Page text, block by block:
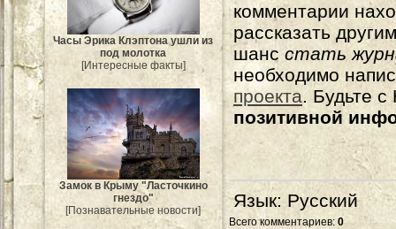
Часы Эрика Клэптона ушли из
под молотка
[Интересные факты]
Замок в Крыму "Ласточкино
гнездо"
[Познавательные новости]
комментарии
рассказать
шансстать
необходимо
проекта. Будьте
позитивной
Язык: Русский
Всего комментариев: 0